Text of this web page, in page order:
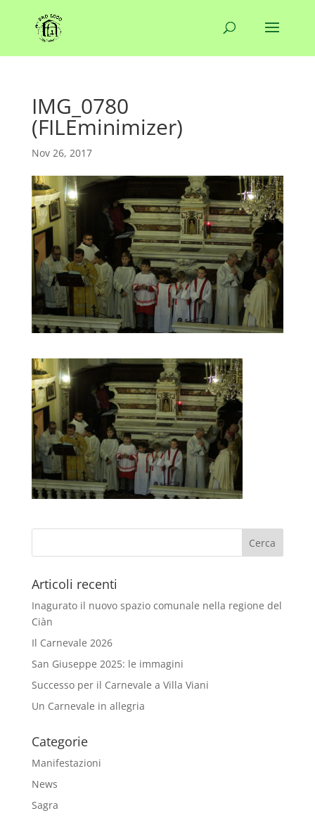
IMG_0780
(FILEminimizer)
Nov 26, 2017
Articoli recenti
Inagurato il nuovo spazio comunale nella regione del
Ciàn
Il Carnevale 2026
San Giuseppe 2025: le immagini
Successo per il Carnevale a Villa Viani
Un Carnevale in allegria
Categorie
Manifestazioni
News
Sagra